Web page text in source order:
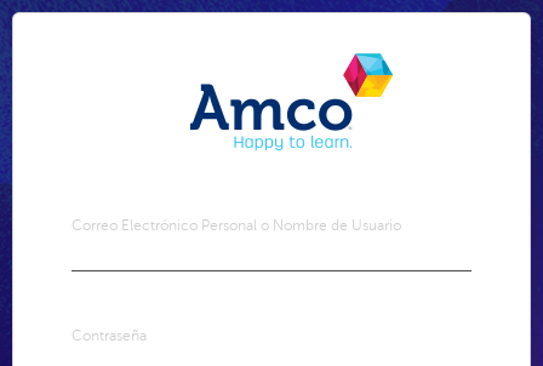
Correo Electrónico Personal o Nombre de Usuario
Contraseña